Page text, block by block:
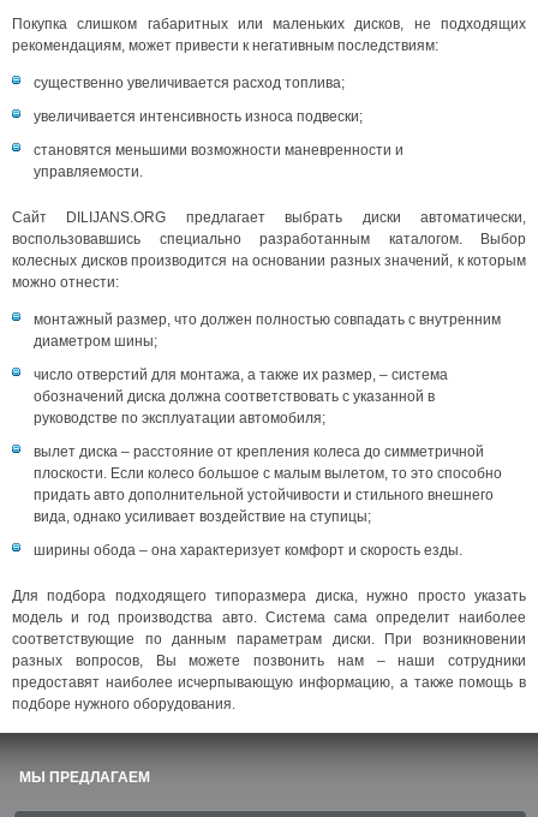
Покупка слишком габаритных или маленьких дисков, не подходящих
рекомендациям, может привести к негативным последствиям:
существенно увеличивается расход топлива;
увеличивается интенсивность износа подвески;
становятся меньшими возможности маневренности и
управляемости.
Сайт DILIJANS.ORG предлагает выбрать диски автоматически,
воспользовавшись специально разработанным каталогом. Выбор
колесных дисков производится на основании разных значений, к которым
можно отнести:
монтажный размер, что должен полностью совпадать с внутренним
диаметром шины;
число отверстий для монтажа, а также их размер, – система
обозначений диска должна соответствовать с указанной в
руководстве по эксплуатации автомобиля;
вылет диска – расстояние от крепления колеса до симметричной
плоскости. Если колесо большое с малым вылетом, то это способно
придать авто дополнительной устойчивости и стильного внешнего
вида, однако усиливает воздействие на ступицы;
ширины обода – она характеризует комфорт и скорость езды.
Для подбора подходящего типоразмера диска, нужно просто указать
модель и год производства авто. Система сама определит наиболее
соответствующие по данным параметрам диски. При возникновении
разных вопросов, Вы можете позвонить нам – наши сотрудники
предоставят наиболее исчерпывающую информацию, а также помощь в
подборе нужного оборудования.
МЫ ПРЕДЛАГАЕМ